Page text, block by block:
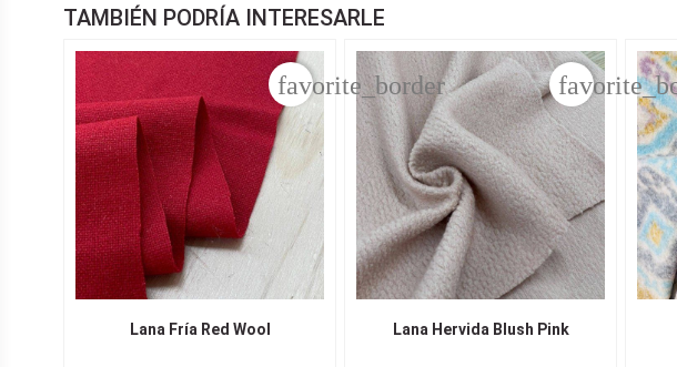
TAMBIÉN PODRÍA INTERESARLE
Lana Fría Red Wool
favorite_border
Lana Hervida Blush Pink